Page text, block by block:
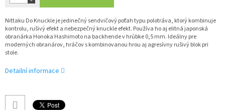
Nittaku Do Knuckle je jedinečný sendvičový poťah typu polotráva, ktorý kombinuje
kontrolu, rušivý efekt a nebezpečný knuckle efekt. Používa ho aj elitná japonská
obranárka Honoka Hashimotona backhende v hrúbke 0,5 mm. Ideálny pre
moderných obranárov, hráčov s kombinovanou hrou aj agresívny rušivý blok pri
stole.
Detailní informace